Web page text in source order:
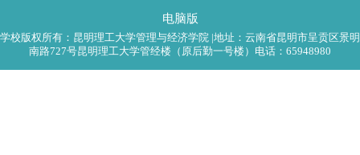
电脑版
学校版权所有：昆明理工大学管理与经济学院 |地址：云南省昆明市呈贡区景明
南路727号昆明理工大学管经楼（原后勤一号楼）电话：65948980